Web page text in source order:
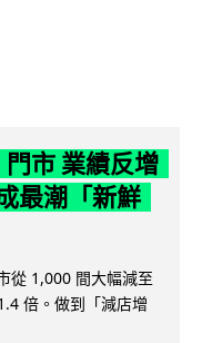
市 業績反增
最潮「新鮮
從 1,000 間大幅減至
倍。做到「減店增